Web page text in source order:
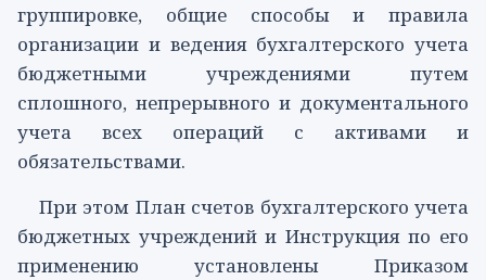
группировке, общие способы и правила
организации и ведения бухгалтерского учета
бюджетными учреждениями путем
сплошного, непрерывного и документального
учета всех операций с активами и
обязательствами.
При этом Плансчетов бухгалтерского учета
бюджетных учреждений и Инструкцияпо его
применению установлены Приказом